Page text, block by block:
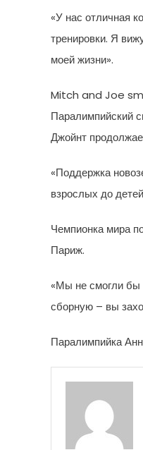
«У нас отличная
тренировки. Я
моей жизни».
Mitch and Joe
Паралимпийский
Джойнт
«Поддержка
взрослых до
Чемпионка мира
Париж.
«Мы не смогли бы
сборную – вы
Паралимпийка